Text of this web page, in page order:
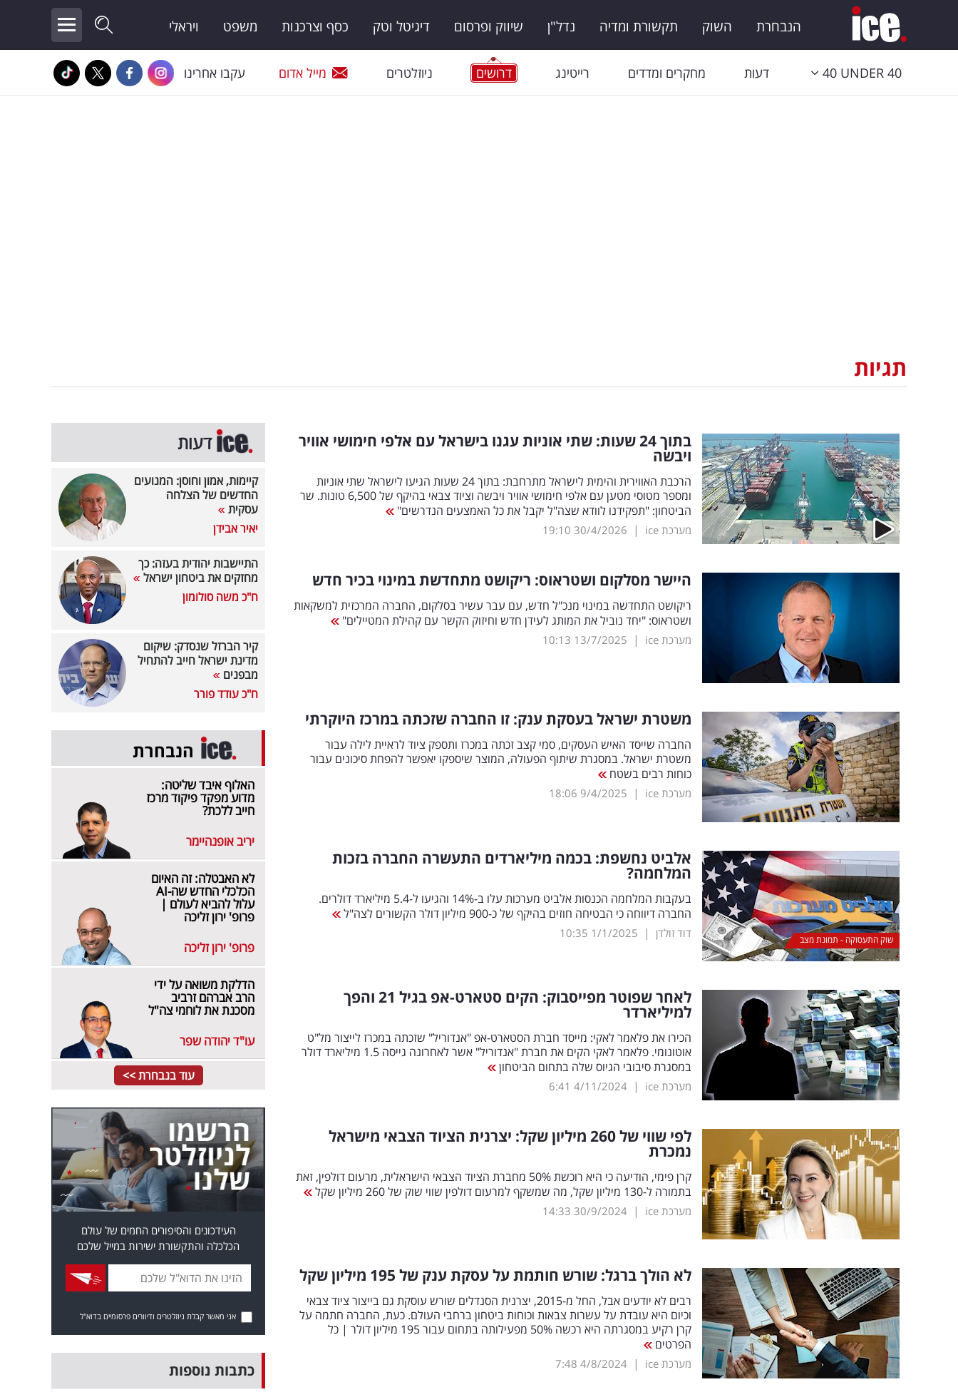
הנבחרת השוק תקשורת ומדיה נדל"ן שיווק ופרסום דיגיטל וטק כסף וצרכנות משפט ויראלי
40 UNDER 40 דעות מחקרים ומדדים רייטינג דרושים ניוזלטרים מייל אדום עקבו אחרינו
תגיות
בתוך 24 שעות: שתי אוניות עגנו בישראל עם אלפי חימושי אוויר
ויבשה
הרכבת האווירית והימית לישראל מתרחבת: בתוך 24 שעות הגיעו לישראל שתי אוניות
ומספר מטוסי מטען עם אלפי חימושי אוויר ויבשה וציוד צבאי בהיקף של 6,500 טונות. שר
הביטחון: "תפקידנו לוודא שצה"ל יקבל את כל האמצעים הנדרשים"
מערכת ice |
30/4/2026
19:10
היישר מסלקום ושטראוס: ריקושט מתחדשת במינוי בכיר חדש
ריקושט התחדשה במינוי מנכ"ל חדש, עם עבר עשיר בסלקום, החברה המרכזית למשקאות
ושטראוס: "יחד נוביל את המותג לעידן חדש וחיזוק הקשר עם קהילת המטיילים"
מערכת ice |
13/7/2025
10:13
משטרת ישראל בעסקת ענק: זו החברה שזכתה במרכז היוקרתי
החברה שייסד האיש העסקים, סמי קצב זכתה במכרז ותספק ציוד לראיית לילה עבור
משטרת ישראל. במסגרת שיתוף הפעולה, המוצר שיספקו יאפשר להפחת סיכונים עבור
כוחות רבים בשטח
מערכת ice |
9/4/2025
18:06
שוק התעסוקה - תמונת מצב
אלביט נחשפת: בכמה מיליארדים התעשרה החברה בזכות
המלחמה?
בעקבות המלחמה הכנסות אלביט מערכות עלו ב-14% והגיעו ל-5.4 מיליארד דולרים.
החברה דיווחה כי הבטיחה חוזים בהיקף של כ-900 מיליון דולר הקשורים לצה"ל
דוד זולדן |
1/1/2025
10:35
לאחר שפוטר מפייסבוק: הקים סטארט-אפ בגיל 21 והפך
למיליארדר
הכירו את פלאמר לאקי: מייסד חברת הסטארט-אפ "אנדוריל" שזכתה במכרז לייצור מל"ט
אוטונומי. פלאמר לאקי הקים את חברת "אנדוריל" אשר לאחרונה גייסה 1.5 מיליארד דולר
במסגרת סיבובי הגיוס שלה בתחום הביטחון
מערכת ice |
4/11/2024
6:41
לפי שווי של 260 מיליון שקל: יצרנית הציוד הצבאי מישראל
נמכרת
קרן פימי, הודיעה כי היא רוכשת 50% מחברת הציוד הצבאי הישראלית, מרעום דולפין, זאת
בתמורה ל-130 מיליון שקל, מה שמשקף למרעום דולפין שווי שוק של 260 מיליון שקל
מערכת ice |
30/9/2024
14:33
לא הולך ברגל: שורש חותמת על עסקת ענק של 195 מיליון שקל
רבים לא יודעים אבל, החל מ-2015, יצרנית הסנדלים שורש עוסקת גם בייצור ציוד צבאי
וכיום היא עובדת על עשרות צבאות וכוחות ביטחון ברחבי העולם. כעת, החברה חתמה על
קרן רקיע במסגרתה היא רכשה 50% מפעילותה בתחום עבור 195 מיליון דולר | כל
הפרטים
מערכת ice |
4/8/2024
7:48
דעות
קיימות, אמון וחוסן: המנועים
החדשים של הצלחה
עסקית
יאיר אבידן
התיישבות יהודית בעזה: כך
מחזקים את ביטחון ישראל
ח"כ משה סולומון
קיר הברזל שנסדק: שיקום
מדינת ישראל חייב להתחיל
מבפנים
ח"כ עודד פורר
הנבחרת
האלוף איבד שליטה:
מדוע מפקד פיקוד מרכז
חייב ללכת?
יריב אופנהיימר
לא האבטלה: זה האיום
הכלכלי החדש שה-AI
עלול להביא לעולם |
פרופ' ירון זליכה
פרופ' ירון זליכה
הדלקת משואה על ידי
הרב אברהם זרביב
מסכנת את לוחמי צה"ל
עו"ד יהודה שפר
עוד בנבחרת >>
העידכונים והסיפורים החמים של עולם
הכלכלה והתקשורת ישירות במייל שלכם
אני מאשר קבלת ניוזלטרים ודיוורים פרסומיים בדוא"ל
כתבות נוספות